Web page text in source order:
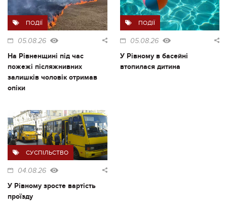
ПОДІЇ
05.08.26
На Рівненщині під час
пожежі післяжнивних
залишків чоловік отримав
опіки
ПОДІЇ
05.08.26
У Рівному в басейні
втопилася дитина
СУСПІЛЬСТВО
04.08.26
У Рівному зросте вартість
проїзду